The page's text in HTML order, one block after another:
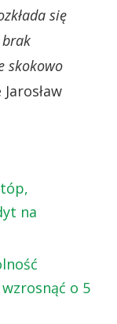
się
skokowo
na
o 5